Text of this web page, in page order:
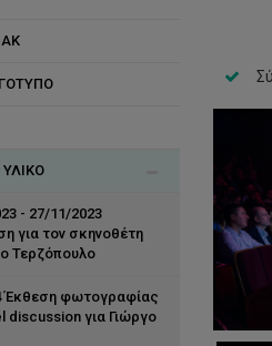
- 27/11/2023
για τον σκηνοθέτη
Τερζόπουλο
Έκθεση φωτογραφίας
discussion για Γιώργο